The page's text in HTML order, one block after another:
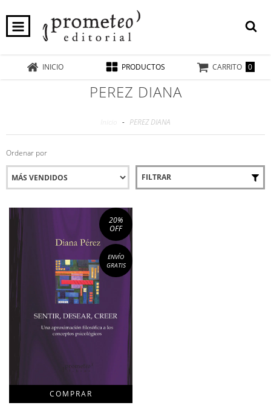
INICIO PRODUCTOS CARRITO 0
PEREZ DIANA
- PEREZ DIANA
Ordenar por
FILTRAR
20%
OFF
ENVÍO
GRATIS